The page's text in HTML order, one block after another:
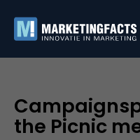
the Picnic